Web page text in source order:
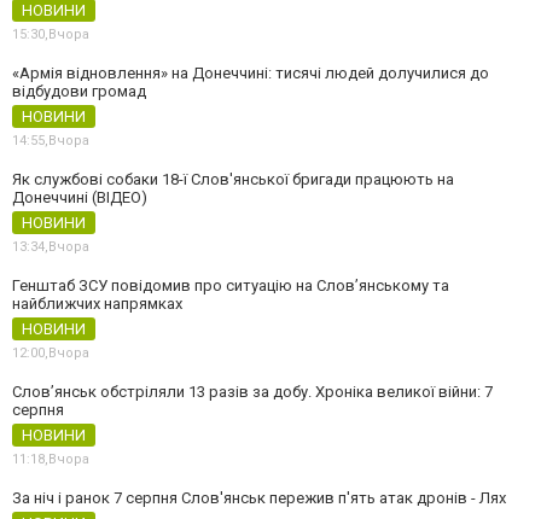
НОВИНИ
15:30,Вчора
«Армія відновлення» на Донеччині: тисячі людей долучилися до
відбудови громад
НОВИНИ
14:55,Вчора
Як службові собаки 18-ї Слов'янської бригади працюють на
Донеччині (ВІДЕО)
НОВИНИ
13:34,Вчора
Генштаб ЗСУ повідомив про ситуацію на Слов’янському та
найближчих напрямках
НОВИНИ
12:00,Вчора
Слов’янськ обстріляли 13 разів за добу. Хроніка великої війни: 7
серпня
НОВИНИ
11:18,Вчора
За ніч і ранок 7 серпня Слов'янськ пережив п'ять атак дронів - Лях